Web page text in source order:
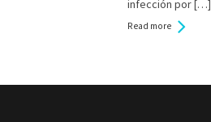
infección por […]
Read more